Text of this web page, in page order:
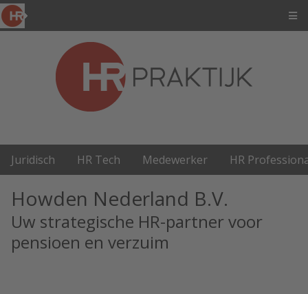
Juridisch HR Tech Medewerker HR
Howden Nederland B.V.
Uw strategische HR-partner voor
pensioen en verzuim